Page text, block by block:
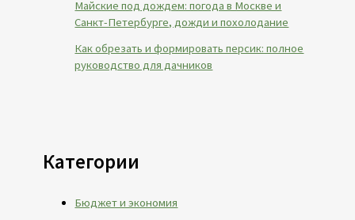
Майские под дождем: погода в Москве и
Санкт-Петербурге, дожди и похолодание
Как обрезать и формировать персик: полное
руководство для дачников
Категории
Бюджет и экономия